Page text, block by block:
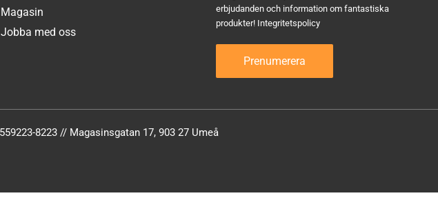
Magasin
Jobba med oss
erbjudanden och information om fantastiska
produkter! Integritetspolicy
8223 // Magasinsgatan 17, 903 27 Umeå